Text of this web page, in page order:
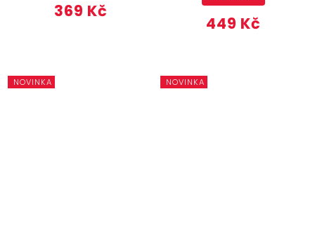
369 Kč
449 Kč
NOVINKA NOVINKA